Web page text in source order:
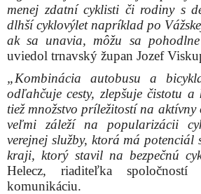
menej zdatní cyklisti či rodiny s
dlhší cyklovýlet napríklad po
ak sa unavia, môžu sa
uviedol trnavský župan Jozef
„Kombinácia autobusu a
odľahčuje cesty, zlepšuje čistotu
tiež množstvo príležitostí na
veľmi záleží na popularizácii
verejnej služby, ktorá má
kraji, ktorý stavil na bezpečnú
Helecz, riaditeľka
komunikáciu.